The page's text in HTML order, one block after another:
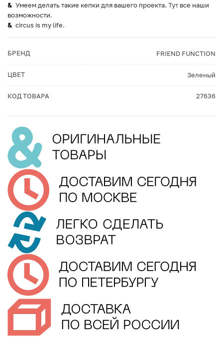
Умеем делать такие кепки для вашего проекта. Тут все наши
возможности.
circus is my life.
БРЕНД FRIEND FUNCTION
ЦВЕТ Зеленый
КОД ТОВАРА 27636